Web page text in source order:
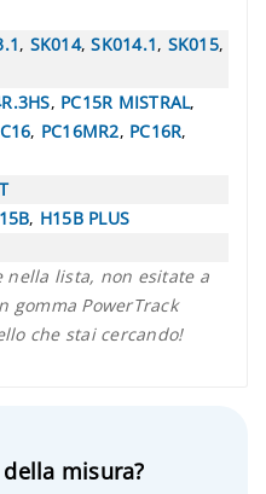
, SK014,SK014.1, SK015,
, PC15R MISTRAL,
, PC16MR2, PC16R,
, H15B PLUS
nella lista, non esitate a
gomma PowerTrack
che stai cercando!
misura?